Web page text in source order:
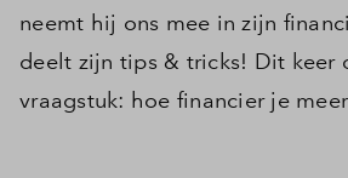
neemt hij ons mee in zijn
deelt zijn tips & tricks! Dit keer
vraagstuk: hoe financier je